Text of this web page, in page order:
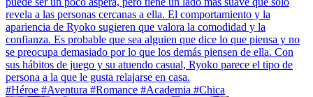
revela a las personas cercanas a ella. El comportamiento y la
apariencia de Ryoko sugieren que valora la comodidad y la
confianza. Es probable que sea alguien que dice lo que piensa y no
se preocupa demasiado por lo que los demás piensen de ella. Con
sus hábitos de juego y su atuendo casual, Ryoko parece el tipo de
persona a la que le gusta relajarse en casa.
#Héroe #Aventura #Romance #Academia #Chica